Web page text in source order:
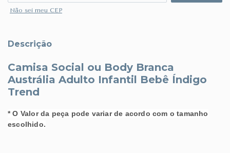
Não sei meu CEP
Descrição
Camisa Social ou Body Branca
Austrália Adulto Infantil Bebê Índigo
Trend
* O Valor da peça pode variar de acordo com o tamanho
escolhido.